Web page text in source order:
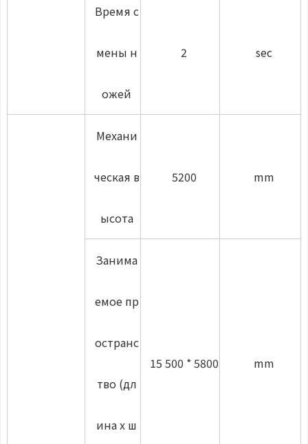
Время с
мены н
ожей
2 sec
Механи
ческая в
ысота
5200 mm
Занима
емое пр
остранс
тво (дл
ина х ш
15 500 * 5800 mm